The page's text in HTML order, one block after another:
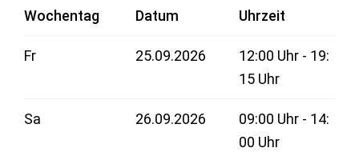
Wochentag Datum Uhrzeit
Fr 25.09.2026
12:00 Uhr - 19:
15 Uhr
Sa 26.09.2026
09:00 Uhr - 14:
00 Uhr